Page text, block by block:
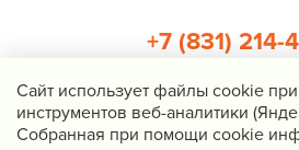
+7 (831) 214-
Перезвоните
Cайт использует файлы cookie
инструментов веб-аналитики
Собранная при помощи cookie